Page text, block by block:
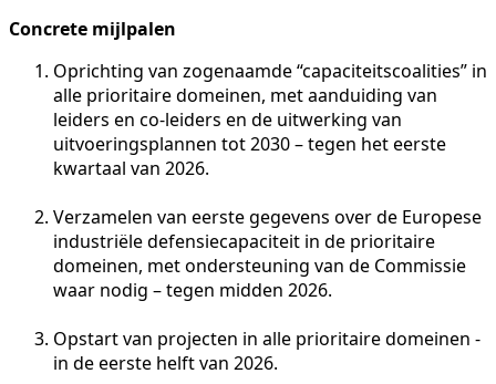
Concrete mijlpalen
Oprichting van zogenaamde “capaciteitscoalities” in
alle prioritaire domeinen, met aanduiding van
leiders en co-leiders en de uitwerking van
uitvoeringsplannen tot 2030 – tegen het eerste
kwartaal van 2026.
Verzamelen van eerste gegevens over de Europese
industriële defensiecapaciteit in de prioritaire
domeinen, met ondersteuning van de Commissie
waar nodig – tegen midden 2026.
Opstart van projecten in alle prioritaire domeinen -
in de eerste helft van 2026.